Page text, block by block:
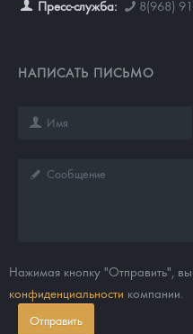
Пресс-служба: 8(968)
НАПИСАТЬ ПИСЬМО
Нажимая кнопку "Отправить", вы
конфиденциальности компании.
Отправить